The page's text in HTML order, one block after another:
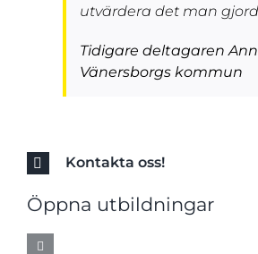
utvärdera det man
Tidigare deltagaren
Vänersborgs kommun
Kontakta oss!
Öppna utbildningar